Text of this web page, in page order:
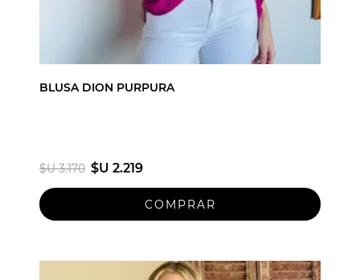
BLUSA DION PURPURA
$U 3.170 $U 2.219